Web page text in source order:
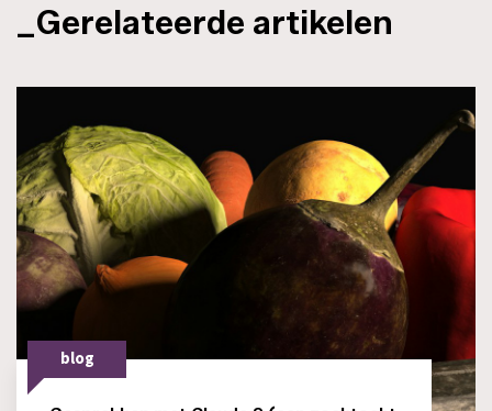
_Gerelateerde artikelen
blog